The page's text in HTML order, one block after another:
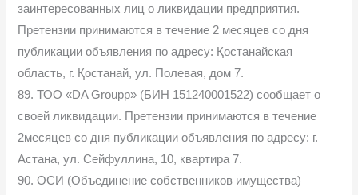
заинтересованных лиц о ликвидации предприятия.
Претензии принимаются в течение 2 месяцев со дня
публикации объявления по адресу: Қостанайская
область, г. Қостанай, ул. Полевая, дом 7.
89. ТОО «DA Groupp» (БИН 151240001522) сообщает о
своей ликвидации. Претензии принимаются в течение
2месяцев со дня публикации объявления по адресу: г.
Астана, ул. Сейфуллина, 10, квартира 7.
90. ОСИ (Объединение собственников имущества)